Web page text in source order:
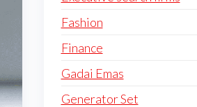
Fashion
Finance
Gadai Emas
Generator Set